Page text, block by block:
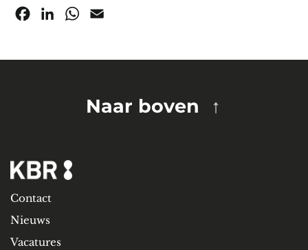
FacebookLinkedInWhatsApp
Naar boven
Contact
Nieuws
Vacatures